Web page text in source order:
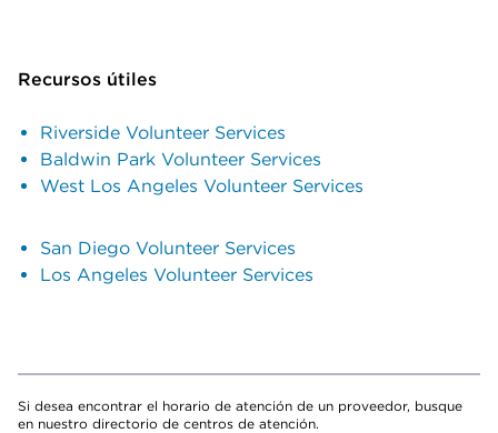
Recursos útiles
Riverside Volunteer Services
Baldwin Park Volunteer Services
West Los Angeles Volunteer Services
San Diego Volunteer Services
Los Angeles Volunteer Services
Si desea encontrar el horario de atención de un proveedor, busque
en nuestro directorio de centros de atención.